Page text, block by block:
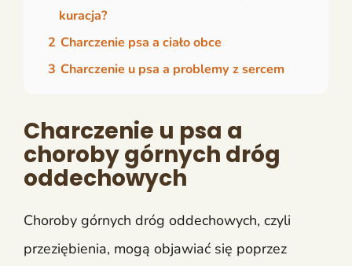
kuracja?
2 Charczenie psa a ciało obce
3 Charczenie u psa a problemy z sercem
Charczenie u psa a
choroby górnych dróg
oddechowych
Choroby górnych dróg oddechowych, czyli
przeziębienia, mogą objawiać się poprzez